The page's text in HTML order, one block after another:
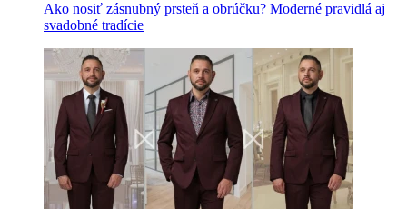
Ako nosiť zásnubný prsteň a obrúčku? Moderné pravidlá aj
svadobné tradície